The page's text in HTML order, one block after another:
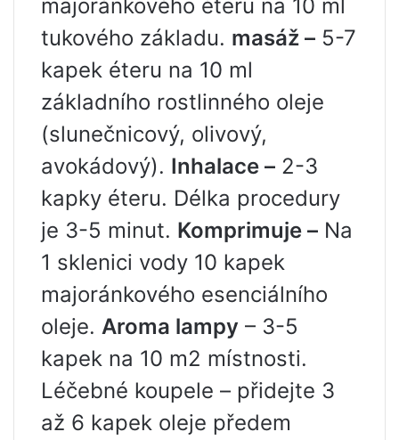
majoránkového éteru na 10 ml
tukového základu. masáž – 5-7
kapek éteru na 10 ml
základního rostlinného oleje
(slunečnicový, olivový,
avokádový). Inhalace – 2-3
kapky éteru. Délka procedury
je 3-5 minut. Komprimuje – Na
1 sklenici vody 10 kapek
majoránkového esenciálního
oleje. Aroma lampy – 3-5
kapek na 10 m2 místnosti.
Léčebné koupele – přidejte 3
až 6 kapek oleje předem